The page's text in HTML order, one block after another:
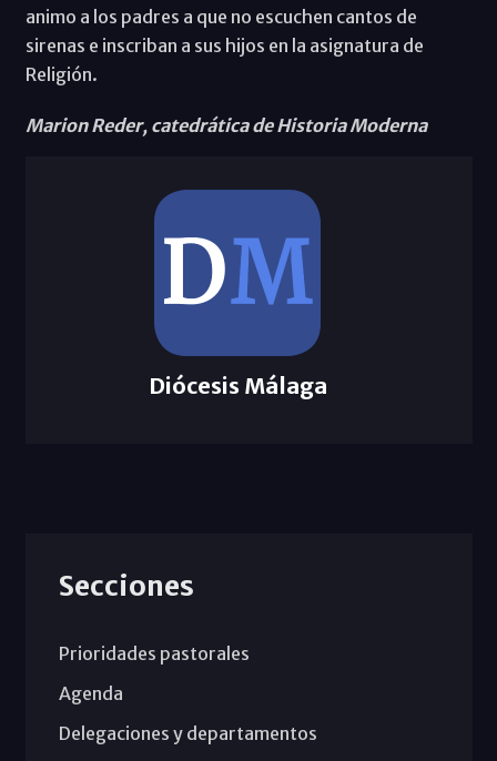
animo a los padres a que no escuchen cantos de
sirenas e inscriban a sus hijos en la asignatura de
Religión.
Marion Reder, catedrática de Historia Moderna
Diócesis Málaga
Secciones
Prioridades pastorales
Agenda
Delegaciones y departamentos